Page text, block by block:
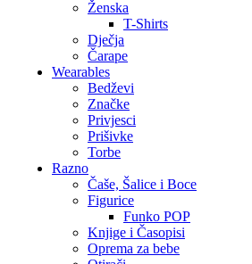
Ženska
T-Shirts
Dječja
Čarape
Wearables
Bedževi
Značke
Privjesci
Prišivke
Torbe
Razno
Čaše, Šalice i Boce
Figurice
Funko POP
Knjige i Časopisi
Oprema za bebe